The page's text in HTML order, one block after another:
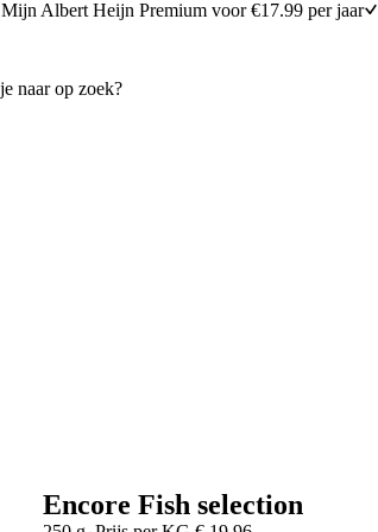
Mijn Albert Heijn Premium voor €17.99 per jaar
Encore Fish selection